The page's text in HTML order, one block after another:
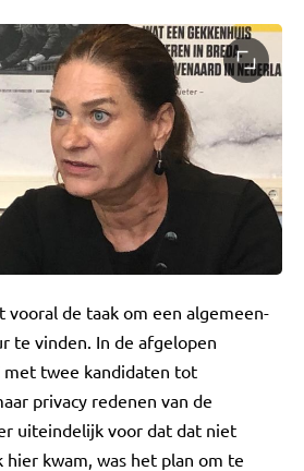
vooral de taak om een algemeen-
te vinden. In de afgelopen
met twee kandidaten tot
privacy redenen van de
uiteindelijk voor dat dat niet
hier kwam, was het plan om te